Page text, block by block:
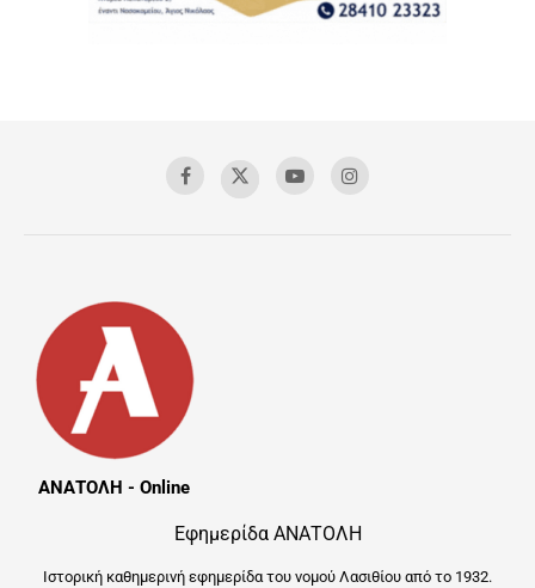
ΑΝΑΤΟΛΗ - Online
Εφημερίδα ΑΝΑΤΟΛΗ
Ιστορική καθημερινή εφημερίδα του νομού Λασιθίου από το 1932.